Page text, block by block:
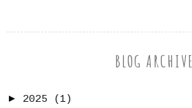
BLOG ARCHIVE
► 2025
(1)